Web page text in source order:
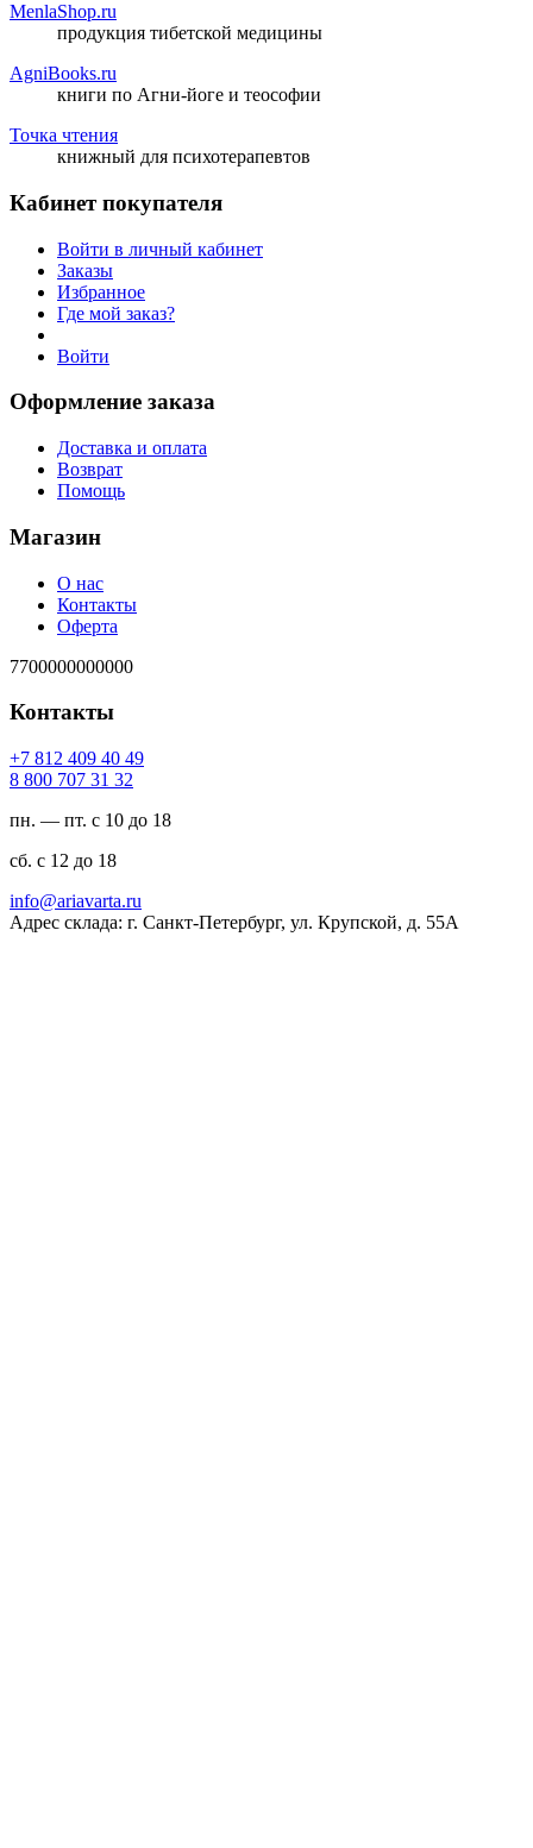
MenlaShop.ru
продукция тибетской медицины
AgniBooks.ru
книги по Агни-йоге и теософии
Точка чтения
книжный для психотерапевтов
Кабинет покупателя
Войти в личный кабинет
Заказы
Избранное
Где мой заказ?
Войти
Оформление заказа
Доставка и оплата
Возврат
Помощь
Магазин
О нас
Контакты
Оферта
7700000000000
Контакты
94 04 904 218 7+
23 13 707 008 8
пн. — пт. с 10 до 18
сб. с 12 до 18
ur.atravaira@ofni
Адрес склада: г. Санкт-Петербург, ул. Крупской, д. 55А